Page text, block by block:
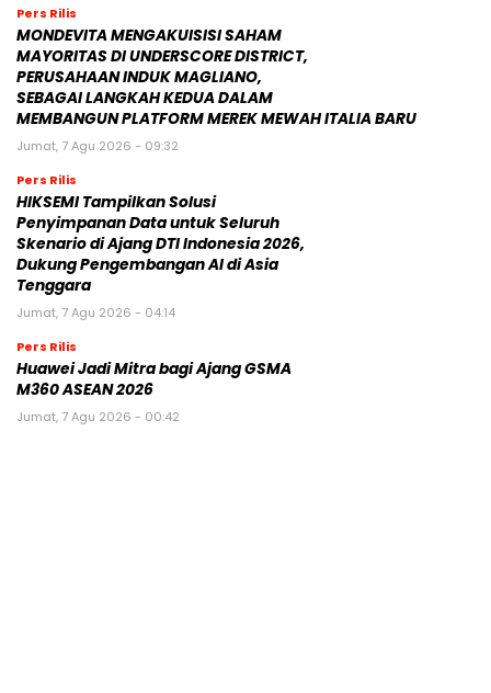
Pers Rilis
MONDEVITA MENGAKUISISI SAHAM
MAYORITAS DI UNDERSCORE DISTRICT,
PERUSAHAAN INDUK MAGLIANO,
SEBAGAI LANGKAH KEDUA DALAM
MEMBANGUN PLATFORM MEREK MEWAH ITALIA BARU
Jumat, 7 Agu 2026 - 09:32
Pers Rilis
HIKSEMI Tampilkan Solusi
Penyimpanan Data untuk Seluruh
Skenario di Ajang DTI Indonesia 2026,
Dukung Pengembangan AI di Asia
Tenggara
Jumat, 7 Agu 2026 - 04:14
Pers Rilis
Huawei Jadi Mitra bagi Ajang GSMA
M360 ASEAN 2026
Jumat, 7 Agu 2026 - 00:42